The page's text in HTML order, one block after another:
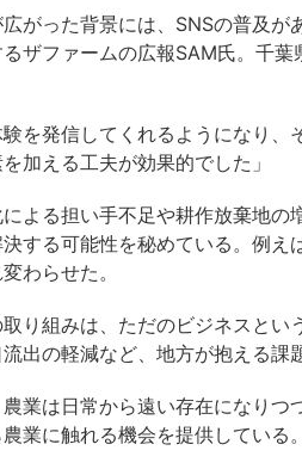
広がった背景には、SNSの普及
るザファームの広報SAM氏。千
験を発信してくれるようになり
加える工夫が効果的でした」
よる担い手不足や耕作放棄地の
する可能性を秘めている。例
わらせた。
取り組みは、ただのビジネスと
出の軽減など、地方が抱える課
業は日常から遠い存在になりつ
業に触れる機会を提供している。